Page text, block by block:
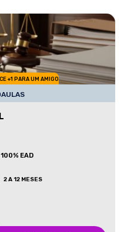
+1 PARA UM AMIGO
100% EAD
2 A 12 MESES